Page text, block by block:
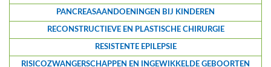
PANCREASAANDOENINGEN BIJ KINDEREN
RECONSTRUCTIEVE EN PLASTISCHE CHIRURGIE
RESISTENTE EPILEPSIE
RISICOZWANGERSCHAPPEN EN INGEWIKKELDE GEBOORTEN